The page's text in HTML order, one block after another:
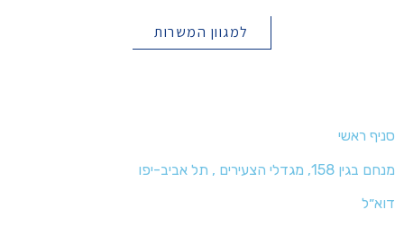
למגוון המשרות
סניף ראשי
מנחם בגין 158, מגדלי הצעירים , תל אביב-יפו
דוא״ל